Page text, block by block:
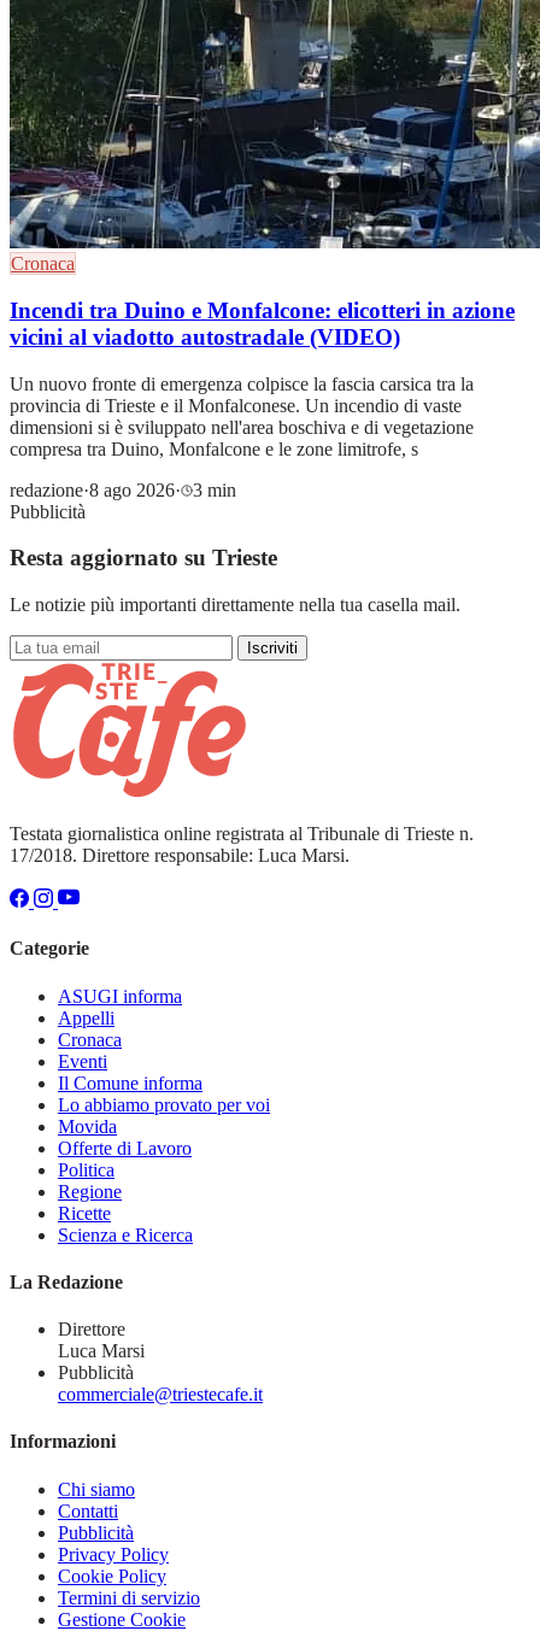
Cronaca
Incendi tra Duino e Monfalcone: elicotteri in azione
vicini al viadotto autostradale (VIDEO)
Un nuovo fronte di emergenza colpisce la fascia carsica tra la
provincia di Trieste e il Monfalconese. Un incendio di vaste
dimensioni si è sviluppato nell'area boschiva e di vegetazione
compresa tra Duino, Monfalcone e le zone limitrofe, s
redazione·8 ago 2026·
3 min
Pubblicità
Resta aggiornato su Trieste
Le notizie più importanti direttamente nella tua casella mail.
Iscriviti
Testata giornalistica online registrata al Tribunale di Trieste n.
17/2018. Direttore responsabile: Luca Marsi.
Categorie
ASUGI informa
Appelli
Cronaca
Eventi
Il Comune informa
Lo abbiamo provato per voi
Movida
Offerte di Lavoro
Politica
Regione
Ricette
Scienza e Ricerca
La Redazione
Direttore
Luca Marsi
Pubblicità
commerciale@triestecafe.it
Informazioni
Chi siamo
Contatti
Pubblicità
Privacy Policy
Cookie Policy
Termini di servizio
Gestione Cookie